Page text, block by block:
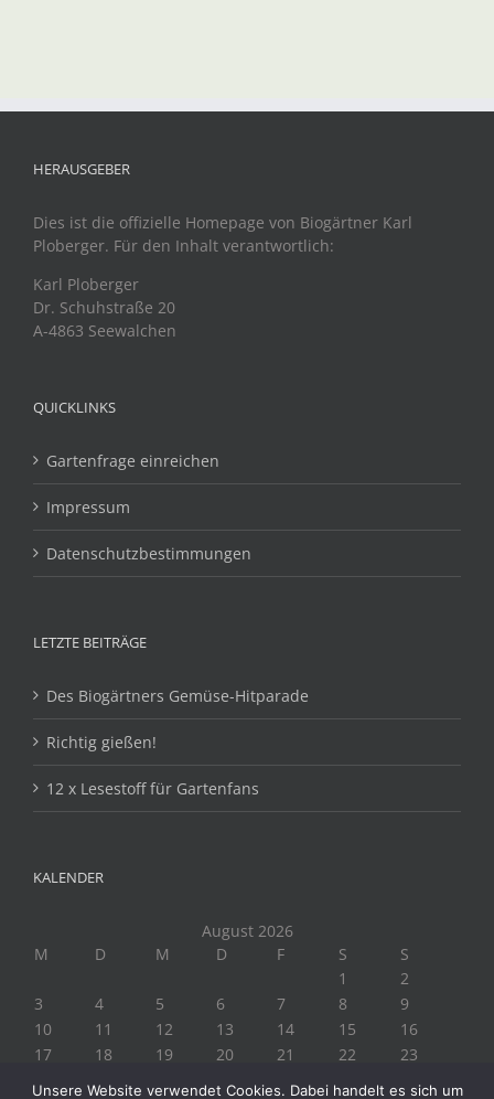
HERAUSGEBER
Dies ist die offizielle Homepage von Biogärtner Karl
Ploberger. Für den Inhalt verantwortlich:
Karl Ploberger
Dr. Schuhstraße 20
A-4863 Seewalchen
QUICKLINKS
Gartenfrage einreichen
Impressum
Datenschutzbestimmungen
LETZTE BEITRÄGE
Des Biogärtners Gemüse-Hitparade
Richtig gießen!
12 x Lesestoff für Gartenfans
KALENDER
August 2026
M
D M D F S
S
1
2
3
4 5 6 7 8
9
10
11 12 13 14 15
16
17
18 19 20 21 22
23
Unsere Website verwendet Cookies. Dabei handelt es sich um